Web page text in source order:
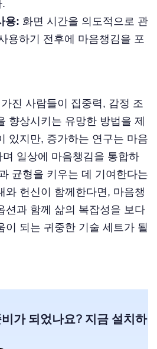
용: 화면 시간을 의도적으로 관
용하기 전후에 마음챙김을 포
진 사람들이 집중력, 감정 조
향상시키는 유망한 방법을 제
있지만, 증가하는 연구는 마음
일상에 마음챙김을 통합하
균형을 키우는 데 기여한다는
와 헌신이 함께한다면, 마음챙
션과 함께 삶의 복잡성을 보다
이 되는 귀중한 기술 세트가 될
가 되었나요? 지금 설치하